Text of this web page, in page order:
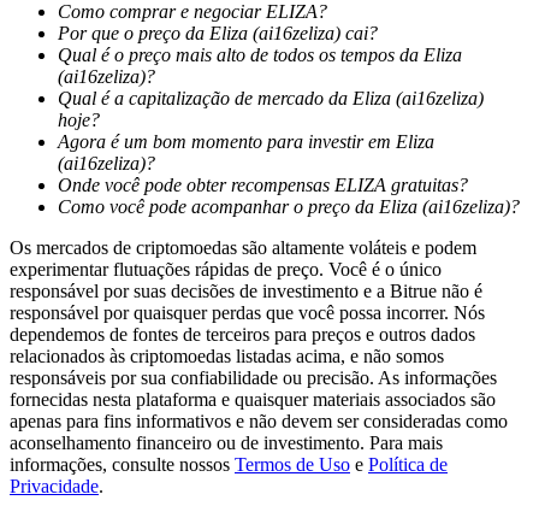
Guia
Guia para iniciantes em futuros
Estratégias de negociação
Aprenda como se manter lucrativo
Como comprar e negociar ELIZA?
Por que o preço da Eliza (ai16zeliza) cai?
Qual é o preço mais alto de todos os tempos da Eliza
(ai16zeliza)?
Qual é a capitalização de mercado da Eliza (ai16zeliza)
hoje?
Agora é um bom momento para investir em Eliza
(ai16zeliza)?
Onde você pode obter recompensas ELIZA gratuitas?
Como você pode acompanhar o preço da Eliza (ai16zeliza)?
Os mercados de criptomoedas são altamente voláteis e podem
experimentar flutuações rápidas de preço. Você é o único
responsável por suas decisões de investimento e a Bitrue não é
responsável por quaisquer perdas que você possa incorrer. Nós
dependemos de fontes de terceiros para preços e outros dados
relacionados às criptomoedas listadas acima, e não somos
responsáveis por sua confiabilidade ou precisão. As informações
fornecidas nesta plataforma e quaisquer materiais associados são
apenas para fins informativos e não devem ser consideradas como
aconselhamento financeiro ou de investimento. Para mais
informações, consulte nossos Termos de Uso e Política de
Privacidade.